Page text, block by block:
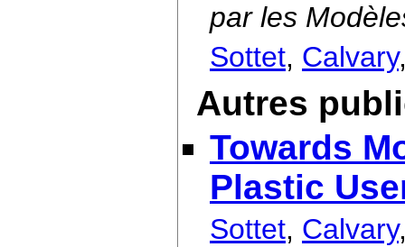
par les
Sottet, Calvary
Autres
Towards
Plastic
Sottet, Calvary